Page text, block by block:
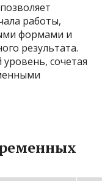
работы,
формами и
результата.
сочетая